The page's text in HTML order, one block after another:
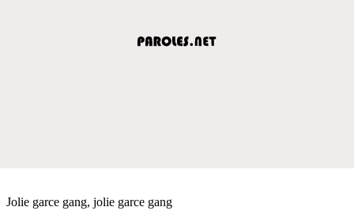
Jolie garce gang, jolie garce gang